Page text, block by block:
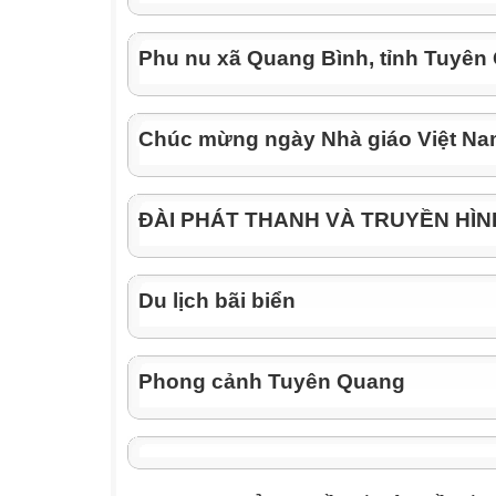
A. Chỉ có văn bản.
B. Chỉ có hình ảnh và video.
C. Văn bản, hình ảnh, âm thanh, video và
D. Chỉ có các con số.
Câu 3 (0,5 điểm): Đâu là địa chỉ của một
nay?
A. www.google.com
B. https://zingmp3.vn/
C. www.youtube.com
D. www.zalo.me
mục khác
được gọi là gì?
B. Thư mục gốc.
C. Thư mục con.
Câu 5 (0,5 điểm): Phần mềm nào sau đây
Phu nu xã Quang Bình, tỉnh Tuyên
Chúc mừng ngày Nhà giáo Việt
ĐÀI PHÁT THANH VÀ TRUYỀN
Du lịch bãi biển
Phong cảnh Tuyên Quang